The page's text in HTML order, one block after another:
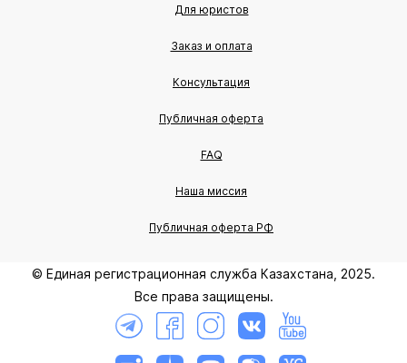
Для юристов
Заказ и оплата
Консультация
Публичная оферта
FAQ
Наша миссия
Публичная оферта РФ
© Единая регистрационная служба Казахстана, 2025.
Все права защищены.